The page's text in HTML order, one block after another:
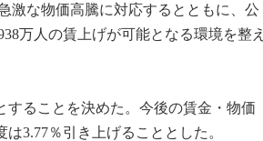
激な物価高騰に対応するとともに、公
万人の賃上げが可能となる環境を整え
することを決めた。今後の賃金・物価
3.77％引き上げることとした。